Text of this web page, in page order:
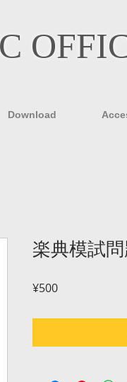
Download
楽典模試
¥500Price